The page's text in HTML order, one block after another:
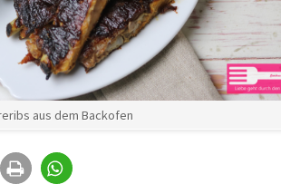
aus dem Backofen